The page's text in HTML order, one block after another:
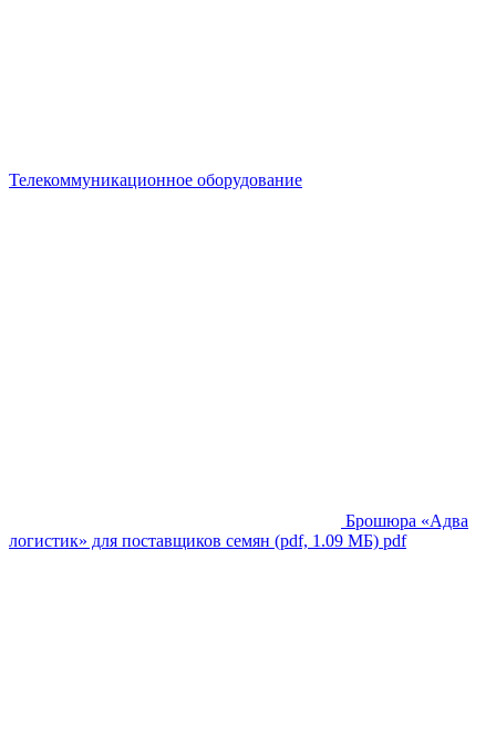
Телекоммуникационное оборудование
Брошюра «Адва
логистик» для поставщиков семян (pdf, 1.09 МБ) pdf